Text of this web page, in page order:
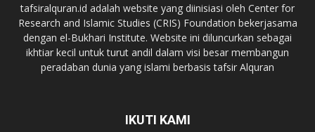
tafsiralquran.id adalah website yang diinisiasi oleh Center for
Research and Islamic Studies (CRIS) Foundation bekerjasama
dengan el-Bukhari Institute. Website ini diluncurkan sebagai
ikhtiar kecil untuk turut andil dalam visi besar membangun
peradaban dunia yang islami berbasis tafsir Alquran
IKUTI KAMI